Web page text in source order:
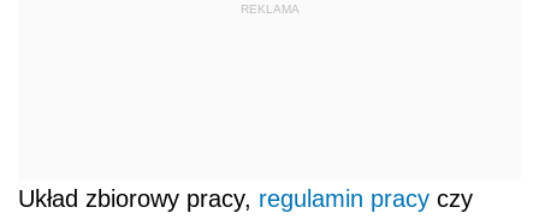
REKLAMA
Układ zbiorowy pracy, regulamin pracy czy